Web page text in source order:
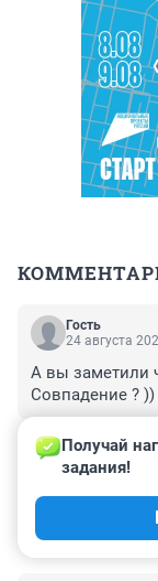
Гость
24 августа
А вы заметили
Совпадение ? ))
Гость
это же
Получай
задания!